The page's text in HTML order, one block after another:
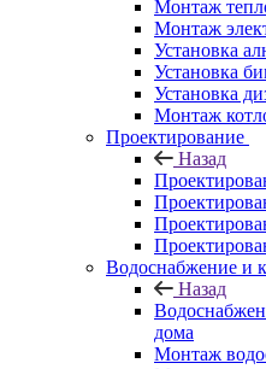
Монтаж
Монтаж
Установка
Установка
Установка
Монтаж
Проектирование
Назад
Водоснабжение и
Назад
дома
Монтаж